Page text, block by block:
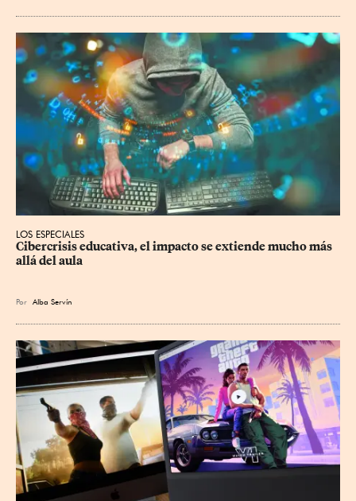
LOS ESPECIALES
Cibercrisis educativa, el impacto se extiende mucho más
allá del aula
Por Alba Servín